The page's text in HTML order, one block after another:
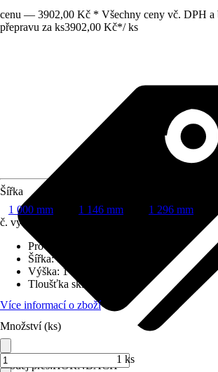
cenu — 3902,00 Kč * Všechny ceny vč. DPH a
přepravu za ks3902,00 Kč*/ ks
Prodej přes:HORNBACH
Šířka
1 000 mm
1 146 mm
1 296 mm
č. výrobku
Provedení
Šířka:1 146 mm
Výška: 1 400 mm
Tloušťka skla
Více informací o zboží
Množství (ks)
1 ks